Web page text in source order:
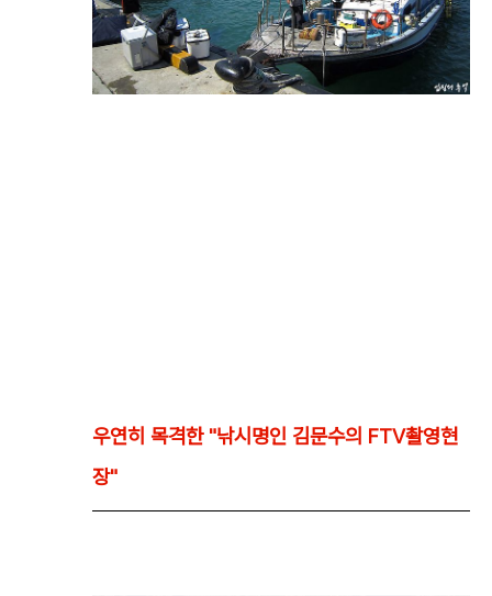
우연히 목격한 "낚시명인 김문수의 FTV촬영현
장"